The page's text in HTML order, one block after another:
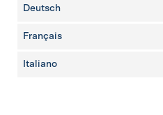
Deutsch
Français
Italiano